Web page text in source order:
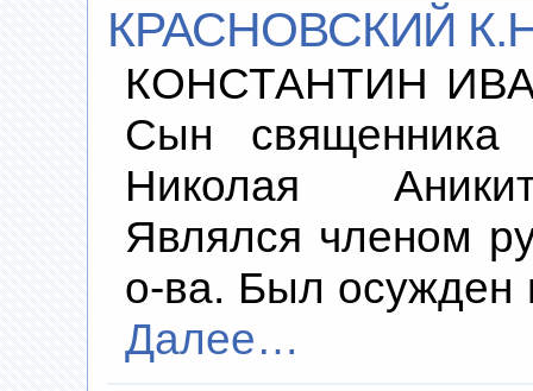
КРАСНОВСКИЙ
КОНСТАНТИН
Сын священника
Николая
Являлся членом
о-ва. Был осужден
Далее…